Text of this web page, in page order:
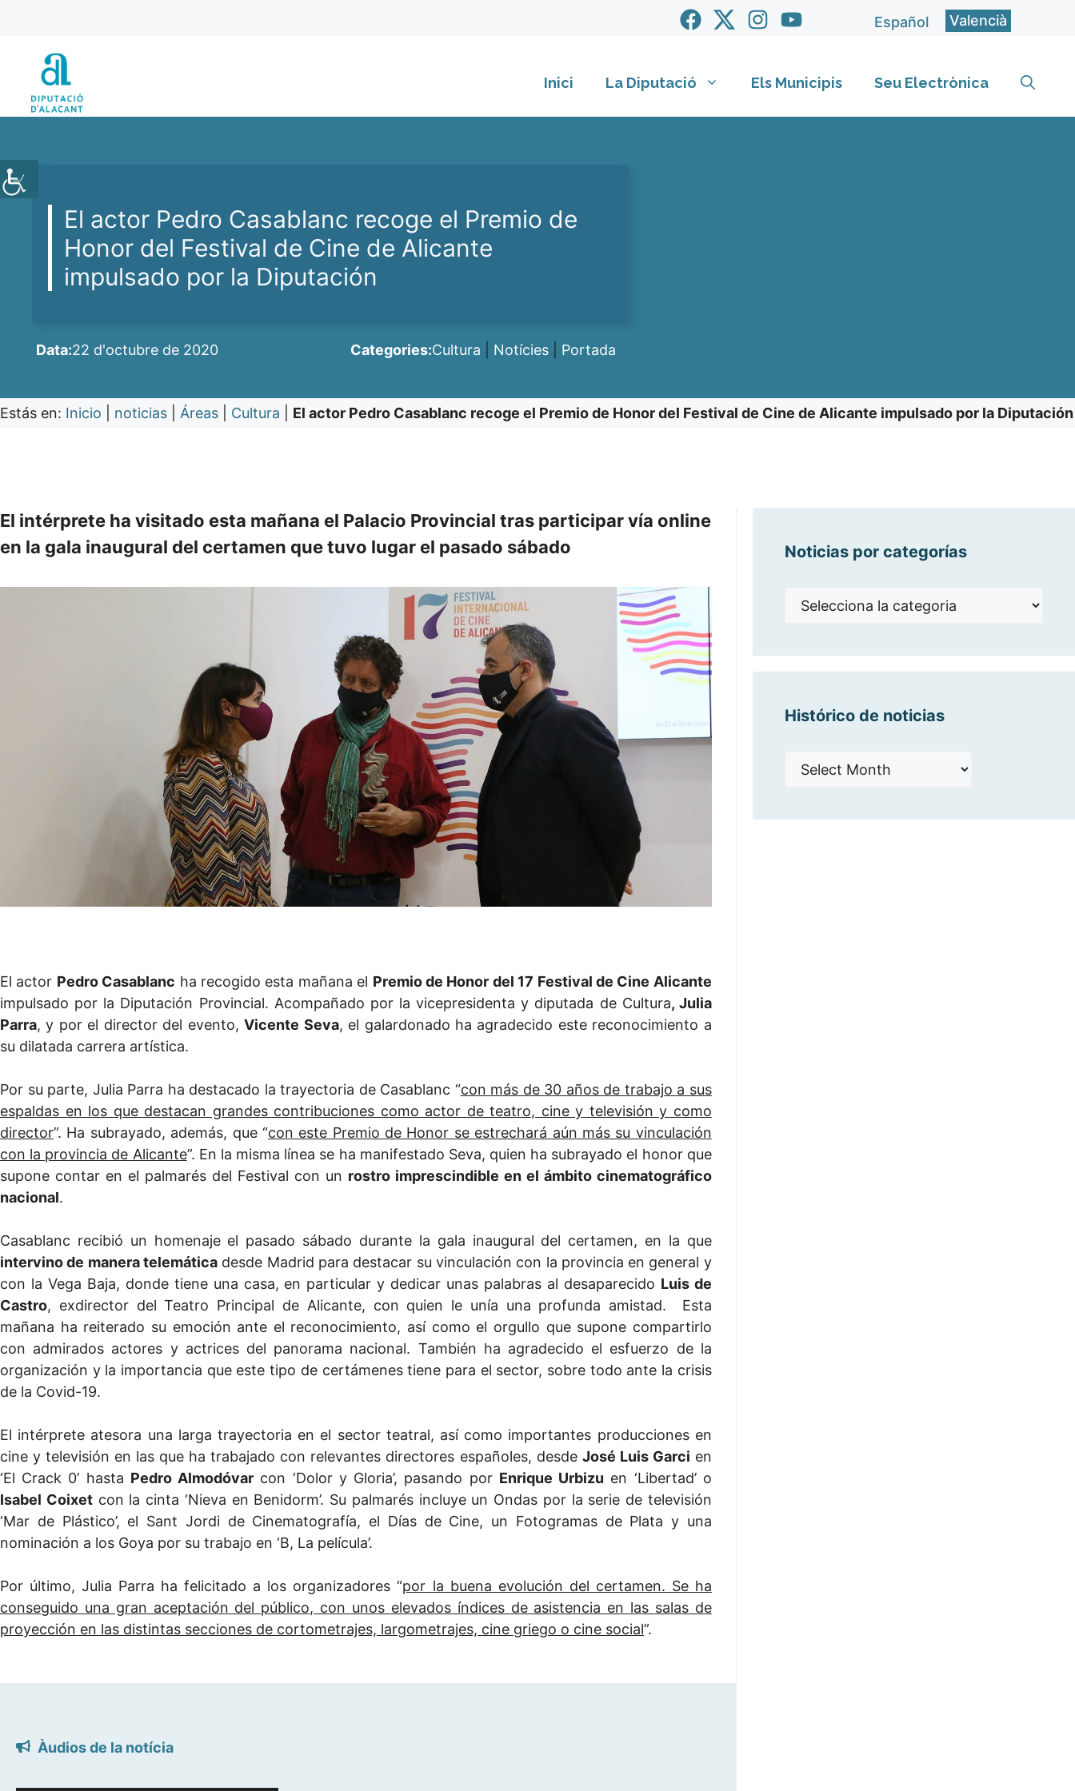
contingut
Español Valencià
Inici La Diputació Els Municipis Seu Electrònica
El actor Pedro Casablanc recoge el Premio de
Honor del Festival de Cine de Alicante
impulsado por la Diputación
Data:22 d'octubre de 2020 Categories:Cultura Notícies Portada
Estás en: Inicio noticias Áreas Cultura El actor Pedro Casablanc recoge el Premio de Honor del Festival de Cine de Alicante impulsado por la Diputación
El intérprete ha visitado esta mañana el Palacio Provincial tras participar vía online
en la gala inaugural del certamen que tuvo lugar el pasado sábado
El actor Pedro Casablanc ha recogido esta mañana el Premio de Honor del 17 Festival de Cine Alicante
impulsado por la Diputación Provincial. Acompañado por la vicepresidenta y diputada de Cultura, Julia
Parra, y por el director del evento,Vicente Seva, el galardonado ha agradecido este reconocimiento a
su dilatada carrera artística.
Por su parte, Julia Parra ha destacado la trayectoria de Casablanc “con más de 30 años de trabajo a sus
espaldas en los que destacan grandes contribuciones como actor de teatro, cine y televisión y como
director”. Ha subrayado, además, que “con este Premio de Honor se estrechará aún más su vinculación
con la provincia de Alicante”. En la misma línea se ha manifestado Seva, quien ha subrayado el honor que
supone contar en el palmarés del Festival con un rostro imprescindible en el ámbito cinematográfico
nacional.
Casablanc recibió un homenaje el pasado sábado durante la gala inaugural del certamen, en la que
intervino de manera telemáticadesde Madrid para destacar su vinculación con la provincia en general y
con la Vega Baja, donde tiene una casa, en particular y dedicar unas palabras al desaparecido Luis de
Castro, exdirector del Teatro Principal de Alicante, con quien le unía una profunda amistad. Esta
mañana ha reiterado su emoción ante el reconocimiento, así como el orgullo que supone compartirlo
con admirados actores y actrices del panorama nacional. También ha agradecido el esfuerzo de la
organización y la importancia que este tipo de certámenes tiene para el sector, sobre todo ante la crisis
de la Covid-19.
El intérprete atesora una larga trayectoria en el sector teatral, así como importantes producciones en
cine y televisión en las que ha trabajado con relevantes directores españoles, desde José Luis Garci en
‘El Crack 0’ hasta Pedro Almodóvar con ‘Dolor y Gloria’, pasando por Enrique Urbizu en ‘Libertad’ o
Isabel Coixetcon la cinta ‘Nieva en Benidorm’. Su palmarés incluye un Ondas por la serie de televisión
‘Mar de Plástico’, el Sant Jordi de Cinematografía, el Días de Cine, un Fotogramas de Plata y una
nominación a los Goya por su trabajo en ‘B, La película’.
Por último, Julia Parra ha felicitado a los organizadores “por la buena evolución del certamen. Se ha
conseguido una gran aceptación del público, con unos elevados índices de asistencia en las salas de
proyección en las distintas secciones de cortometrajes, largometrajes, cine griego o cine social”.
Àudios de la notícia
Noticias por categorías
Noticias
Histórico de noticias
Histórico